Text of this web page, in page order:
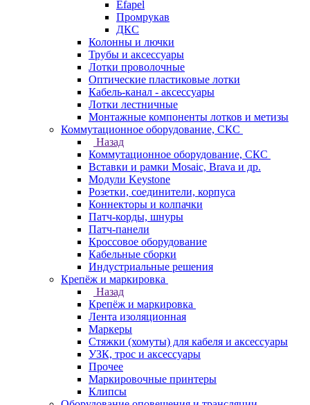
Efapel
Промрукав
ДКС
Колонны и лючки
Трубы и аксессуары
Лотки проволочные
Оптические пластиковые лотки
Кабель-канал - аксессуары
Лотки лестничные
Монтажные компоненты лотков и метизы
Коммутационное оборудование, СКС
Назад
Коммутационное оборудование, СКС
Вставки и рамки Mosaic, Brava и др.
Модули Keystone
Розетки, соединители, корпуса
Коннекторы и колпачки
Патч-корды, шнуры
Патч-панели
Кроссовое оборудование
Кабельные сборки
Индустриальные решения
Крепёж и маркировка
Назад
Крепёж и маркировка
Лента изоляционная
Маркеры
Стяжки (хомуты) для кабеля и аксессуары
УЗК, трос и аксессуары
Прочее
Маркировочные принтеры
Клипсы